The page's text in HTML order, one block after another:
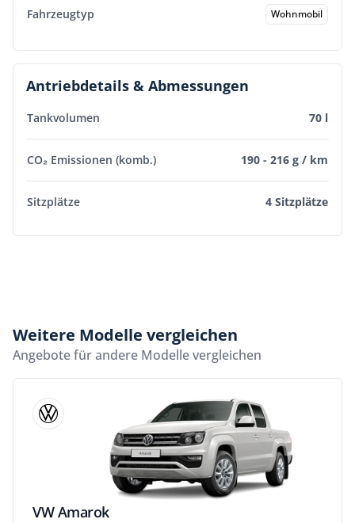
Fahrzeugtyp Wohnmobil
Antriebdetails & Abmessungen
Tankvolumen 70 l
CO₂ Emissionen (komb.) 190 - 216 g / km
Sitzplätze 4 Sitzplätze
Weitere Modelle vergleichen
Angebote für andere Modelle vergleichen
VW Amarok